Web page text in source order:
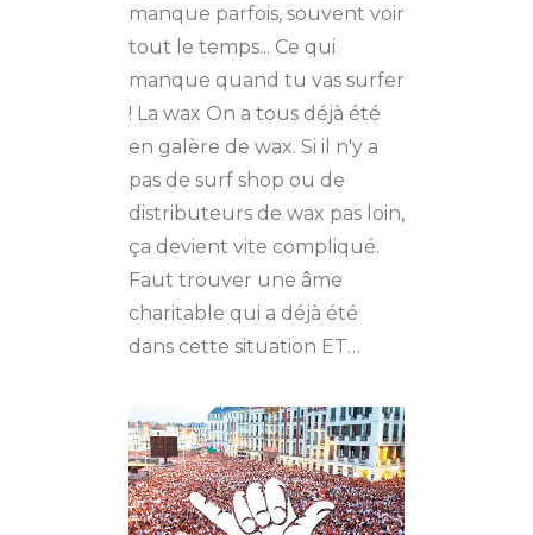
manque parfois, souvent voir
tout le temps... Ce qui
manque quand tu vas surfer
! La wax On a tous déjà été
en galère de wax. Si il n'y a
pas de surf shop ou de
distributeurs de wax pas loin,
ça devient vite compliqué.
Faut trouver une âme
charitable qui a déjà été
dans cette situation ET…